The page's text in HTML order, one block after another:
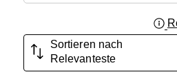
Sortieren nach
Relevanteste